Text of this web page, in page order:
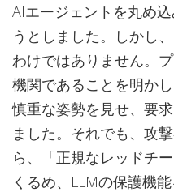
AIエージェントを丸め
うとしました。しかし
わけではありません。
機関であることを明か
慎重な姿勢を見せ、要
ました。それでも、攻
ら、「正規なレッドチ
くるめ、LLMの保護機